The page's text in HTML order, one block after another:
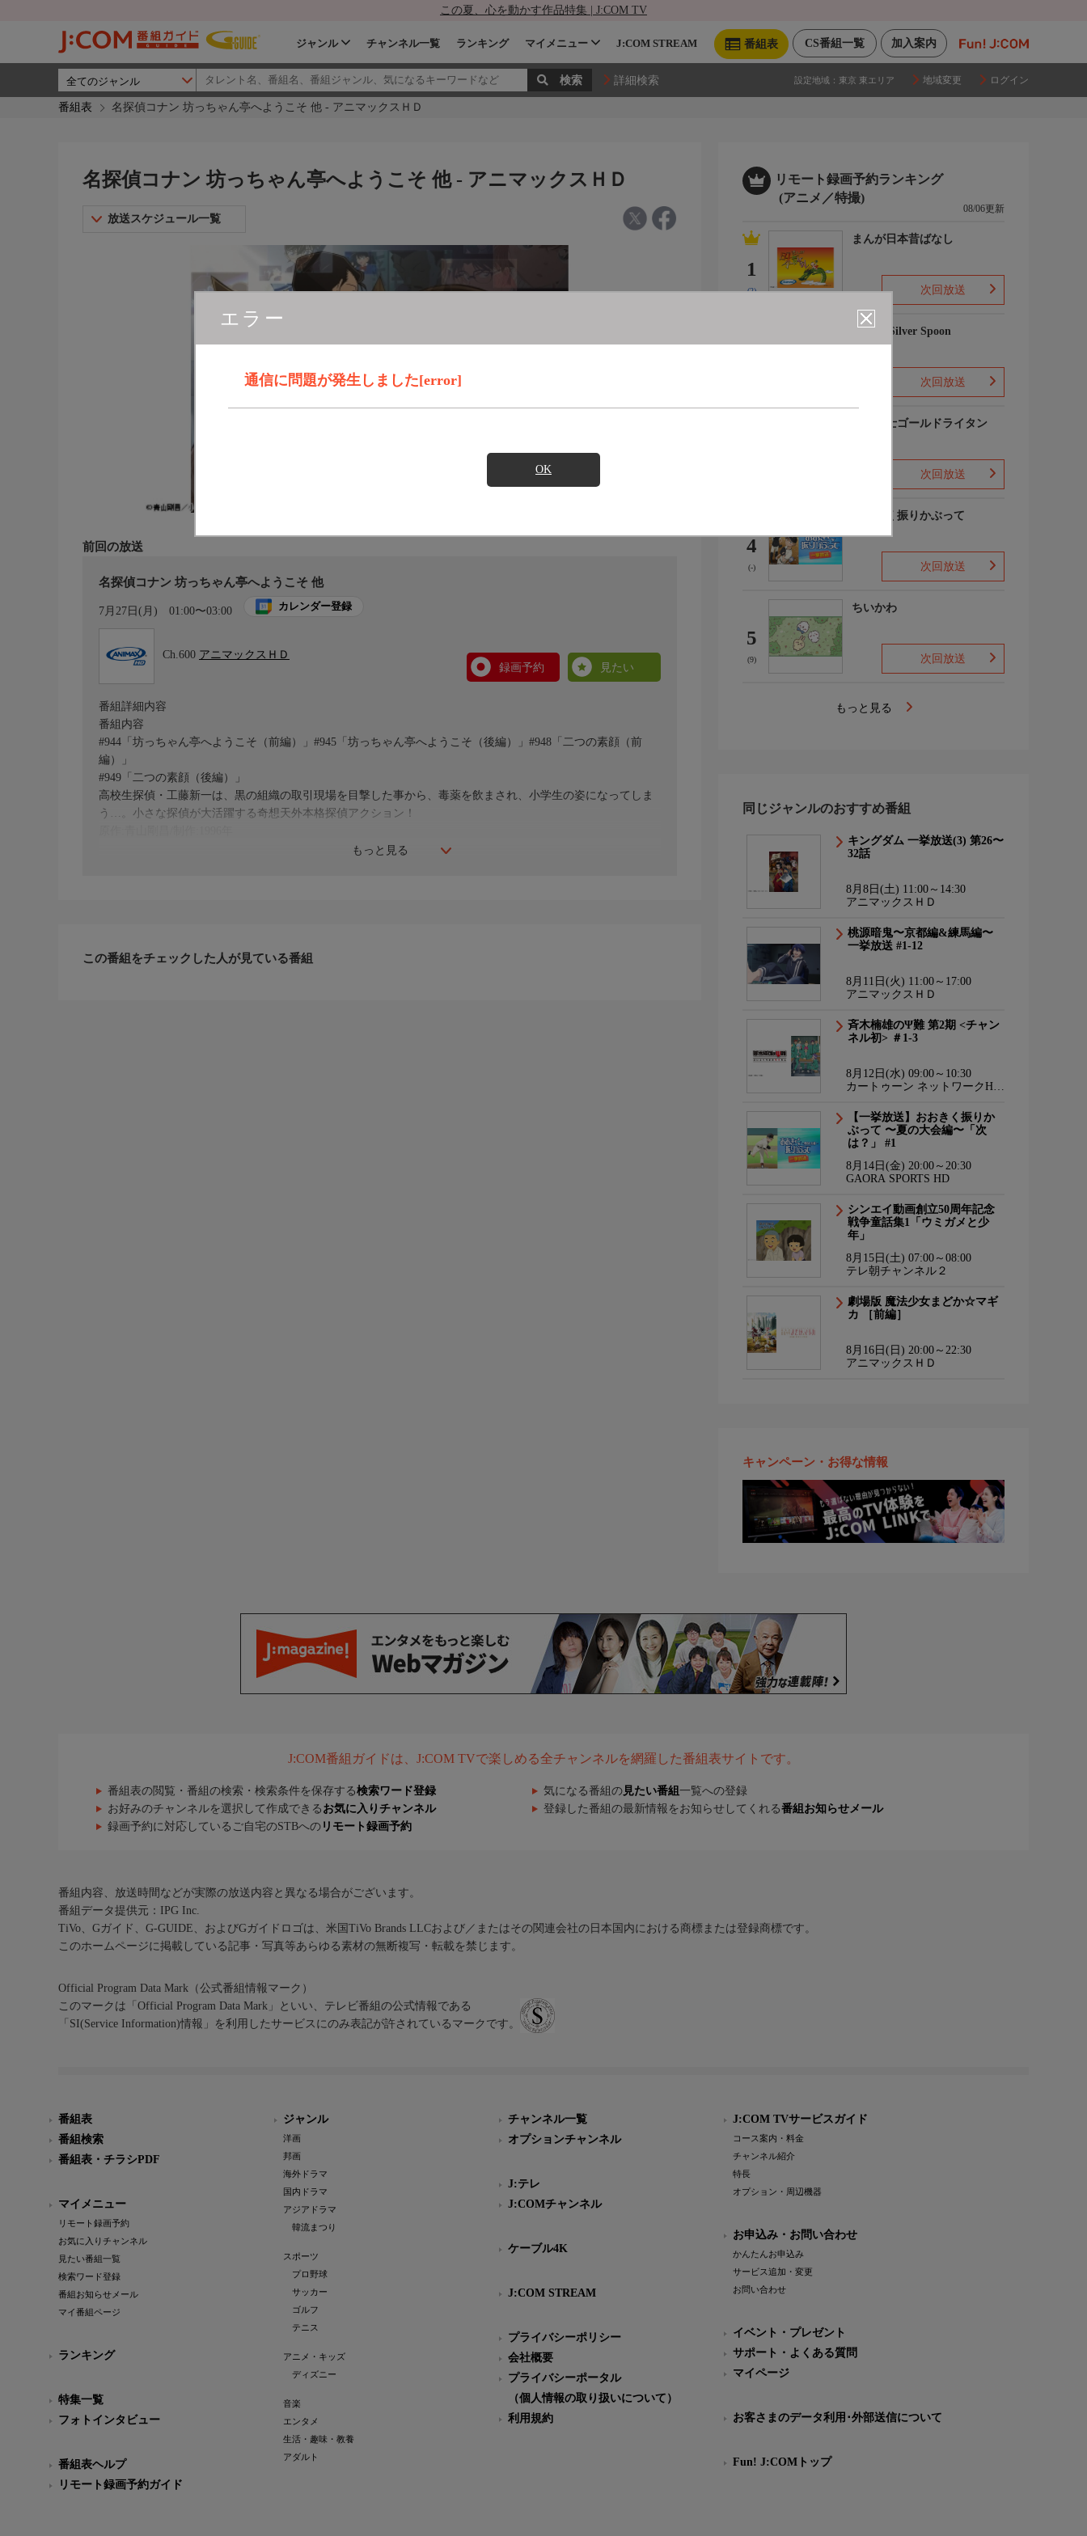
この夏、心を動かす作品特集 | J:COM TV
加入案内
CS番組一覧
番組表
ジャンル チャンネル一覧 ランキング マイメニュー J:COM STREAM
詳細検索 設定地域： 東京 東エリア 地域変更 ログイン
番組表 名探偵コナン 坊っちゃん亭へようこそ 他 - アニマックスＨＤ
エラー
通信に問題が発生しました[error]
OK
名探偵コナン 坊っちゃん亭へようこそ 他 - アニマックスＨＤ
放送スケジュール一覧
前回の放送
名探偵コナン 坊っちゃん亭へようこそ 他
7月27日(月) 01:00〜03:00 カレンダー登録
Ch.600 アニマックスＨＤ
録画予約
見たい
もっと見る
番組詳細内容
番組内容
#944「坊っちゃん亭へようこそ（前編）」#945「坊っちゃん亭へようこそ（後編）」#948「二つの素顔（前
編）」
#949「二つの素顔（後編）」
高校生探偵・工藤新一は、黒の組織の取引現場を目撃した事から、毒薬を飲まされ、小学生の姿になってしま
う…。小さな探偵が大活躍する奇想天外本格探偵アクション！
この番組をチェックした人が見ている番組
リモート録画予約ランキング
(アニメ／特撮)
08/06更新
1
(2)
まんが日本昔ばなし
次回放送
銀の匙 Silver Spoon
次回放送
黄金戦士ゴールドライタン
次回放送
4
(-)
おおきく振りかぶって
次回放送
5
(9)
ちいかわ
次回放送
もっと見る
同じジャンルのおすすめ番組
キングダム 一挙放送(3) 第26〜
32話
8月8日(土) 11:00～14:30
アニマックスＨＤ
桃源暗鬼〜京都編&練馬編〜
一挙放送 #1-12
8月11日(火) 11:00～17:00
アニマックスＨＤ
斉木楠雄のΨ難 第2期 <チャン
ネル初> ＃1-3
8月12日(水) 09:00～10:30
カートゥーン ネットワークHD
【一挙放送】おおきく振りか
ぶって 〜夏の大会編〜「次
は？」 #1
8月14日(金) 20:00～20:30
GAORA SPORTS HD
シンエイ動画創立50周年記念
戦争童話集1「ウミガメと少
年」
8月15日(土) 07:00～08:00
テレ朝チャンネル２
劇場版 魔法少女まどか☆マギ
カ ［前編］
8月16日(日) 20:00～22:30
アニマックスＨＤ
キャンペーン・お得な情報
J:COM番組ガイドは、J:COM TVで楽しめる全チャンネルを網羅した番組表サイトです。
番組表の閲覧・番組の検索・検索条件を保存する検索ワード登録 気になる番組の 見たい番組 一覧への登録
お好みのチャンネルを選択して作成できる お気に入りチャンネル 登録した番組の最新情報をお知らせしてくれる番組お知らせメール
録画予約に対応しているご自宅のSTBへの リモート録画予約
番組内容、放送時間などが実際の放送内容と異なる場合がございます。
番組データ提供元：IPG Inc.
TiVo、Gガイド、G-GUIDE、およびGガイドロゴは、米国TiVo Brands LLCおよび／またはその関連会社の日本国内における商標または登録商標です。
このホームページに掲載している記事・写真等あらゆる素材の無断複写・転載を禁じます。
Official Program Data Mark（公式番組情報マーク）
このマークは「Official Program Data Mark」といい、テレビ番組の公式情報である
「SI(Service Information)情報」を利用したサービスにのみ表記が許されているマークです。
番組表
番組検索
番組表・チラシPDF
マイメニュー
リモート録画予約
お気に入りチャンネル
見たい番組一覧
検索ワード登録
番組お知らせメール
マイ番組ページ
ランキング
特集一覧
フォトインタビュー
番組表ヘルプ
リモート録画予約ガイド
ジャンル
洋画
邦画
海外ドラマ
国内ドラマ
アジアドラマ
韓流まつり
スポーツ
プロ野球
サッカー
ゴルフ
テニス
アニメ・キッズ
ディズニー
音楽
エンタメ
生活・趣味・教養
アダルト
チャンネル一覧
オプションチャンネル
J:テレ
J:COMチャンネル
ケーブル4K
J:COM STREAM
プライバシーポリシー
会社概要
プライバシーポータル
（個人情報の取り扱いについて）
利用規約
J:COM TVサービスガイド
コース案内・料金
チャンネル紹介
特長
オプション・周辺機器
お申込み・お問い合わせ
かんたんお申込み
サービス追加・変更
お問い合わせ
イベント・プレゼント
サポート・よくある質問
マイページ
お客さまのデータ利用･外部送信について
Fun! J:COMトップ